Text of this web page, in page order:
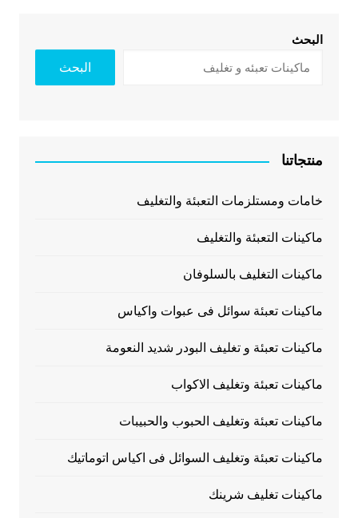
البحث
البحث
منتجاتنا
خامات ومستلزمات التعبئة والتغليف
ماكينات التعبئة والتغليف
ماكينات التغليف بالسلوفان
ماكينات تعبئة سوائل فى عبوات واكياس
ماكينات تعبئة و تغليف البودر شديد النعومة
ماكينات تعبئة وتغليف الاكواب
ماكينات تعبئة وتغليف الحبوب والحبيبات
ماكينات تعبئة وتغليف السوائل فى اكياس اتوماتيك
ماكينات تغليف شرينك